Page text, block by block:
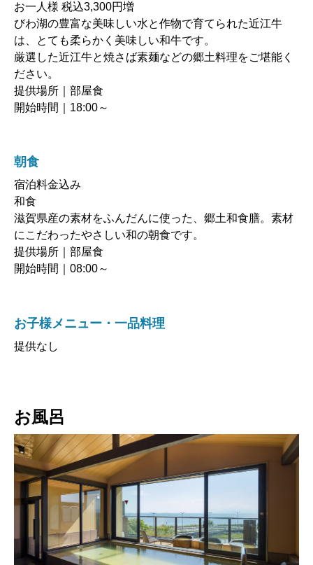
お一人様 税込3,300円増
びわ湖の豊富な美味しい水と作物で育てられた近江牛
は、とても柔らかく美味しい和牛です。
厳選した近江牛と焼さば素麺などの郷土料理をご堪能く
ださい。
提供場所｜部屋食
開始時間｜18:00～
朝食
宿泊料金込み
和食
滋賀県産の素材をふんだんに使った、郷土和食膳。素材
にこだわったやさしい和の朝食です。
提供場所｜部屋食
開始時間｜08:00～
お子様メニュー・一品料理
提供なし
お風呂